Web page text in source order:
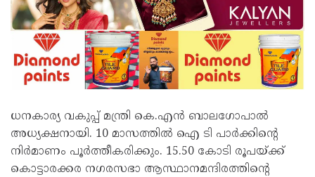
ധനകാര്യ വകുപ്പ് മന്ത്രി കെ.എൻ ബാലഗോപാൽ
അധ്യക്ഷനായി. 10 മാസത്തിൽ ഐ ടി പാർക്കിന്റെ
നിർമാണം പൂർത്തീകരിക്കും. 15.50 കോടി രൂപയ്ക്ക്
കൊട്ടാരക്കര നഗരസഭാ ആസ്ഥാനമന്ദിരത്തിന്റെ